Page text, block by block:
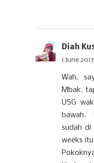
Diah
1 June
Wah,
Mbak.
USG
bawah.
sudah di
weeks